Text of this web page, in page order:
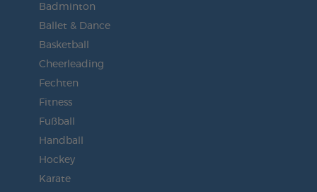
Badminton
Ballet & Dance
Basketball
Cheerleading
Fechten
Fitness
Fußball
Handball
Hockey
Karate